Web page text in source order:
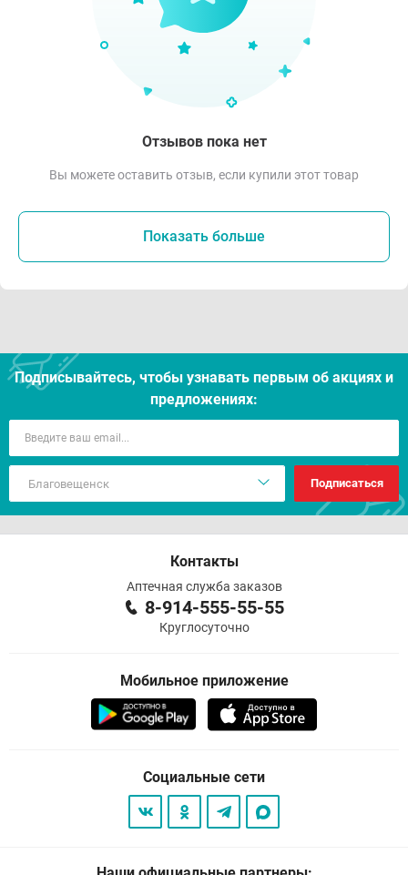
Отзывов пока нет
Вы можете оставить отзыв, если купили этот товар
Показать больше
Подписывайтесь, чтобы узнавать первым об акцияx и
предложениях:
Подписаться
Контакты
Аптечная служба заказов
8-914-555-55-55
Круглосуточно
Мобильное приложение
Социальные сети